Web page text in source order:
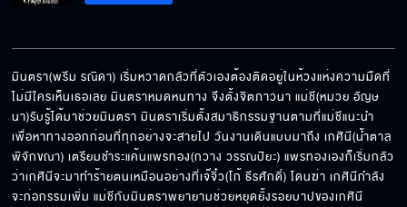
ผมอาถรรพ์ EP.8[7/9]
ผมอาถรรพ์ EP.8[8/9]
มินตรา(พรีม รณิดา) เริ่มหวาดกลัวที่ตัวเองต้องติดอยู่ในห้วงแห่งความมืดที่
ไม่มีใครเห็นเธอเลย มินตราหมดหนทาง จึงตั้งจิตภาวนา แม่ชี(หมวย อัญษ
นา)รับรู้ได้มาช่วยมินตรา มินตราเริ่มตั้งสมาธิกรรมฐานตามที่แม่ชีแนะนำ
เพื่อหาทางออกก่อนที่ทุกอย่างจะสายไป วันงานเดินแบบมาถึง เกศินี(น้ำตาล
พิจักขณา) เตรียมชำระแค้นแพรทอง(กวาง วรรณปิยะ) แพรทองเองก็เริ่มกลัว
ว่าเกศินีจะมาทำร้ายตนเหมือนอย่างที่เจ๊จิ๋ว(โก้ ธีรศักดิ์) โดนฆ่า เกศินีกำลัง
จะก่อกรรมเพิ่ม แม่ชีกับมินตราพยายามช่วยหยุดยั้งรอยบาปของเกศินี